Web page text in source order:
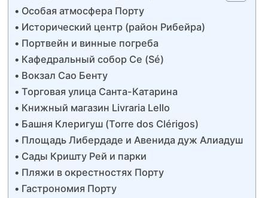
Особая атмосфера Порту
Исторический центр (район Рибейра)
Портвейн и винные погреба
Кафедральный собор Се (Sé)
Вокзал Сао Бенту
Торговая улица Санта-Катарина
Книжный магазин Livraria Lello
Башня Клеригуш (Torre dos Clérigos)
Площадь Либердаде и Авенида дуж Алиадуш
Сады Кришту Рей и парки
Пляжи в окрестностях Порту
Гастрономия Порту